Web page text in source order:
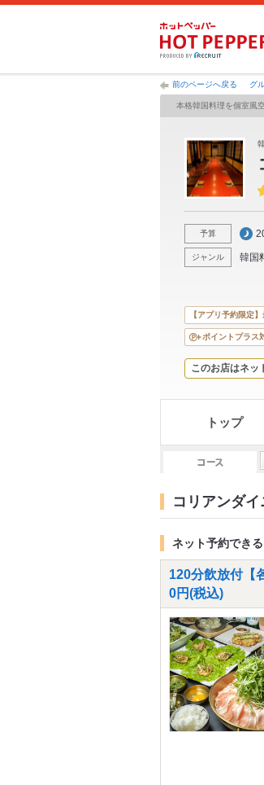
前のページへ戻る グ
本格韓国料理を個室風
予算
ジャンル 韓国
【アプリ予約限定
ポイントプラス
このお店はネッ
トップ
コリアンダ
ネット予約でき
120分飲放付【
0円(税込)